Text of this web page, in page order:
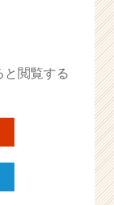
と閲覧する